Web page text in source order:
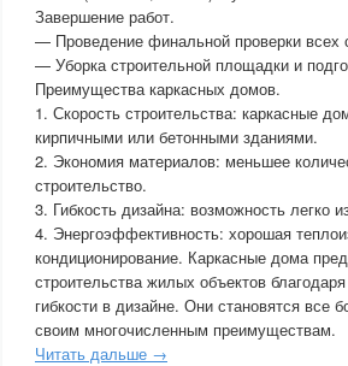
Завершение работ.
— Проведение финальной проверки всех
— Уборка строительной площадки и
Преимущества каркасных домов.
1. Скорость строительства: каркасные
кирпичными или бетонными зданиями.
2. Экономия материалов: меньшее
строительство.
3. Гибкость дизайна: возможность легко
4. Энергоэффективность: хорошая
кондиционирование. Каркасные дома
строительства жилых объектов
гибкости в дизайне. Они становятся все
своим многочисленным преимуществам.
Читать дальше →